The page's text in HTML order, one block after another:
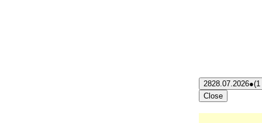
2828.07.2026●(1
Close